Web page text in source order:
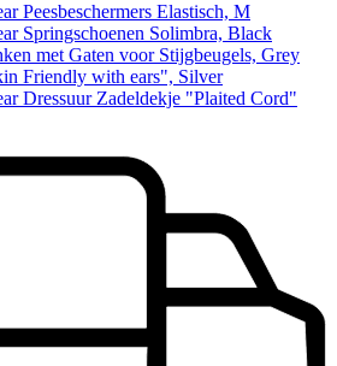
Peesbeschermers Elastisch, M
Springschoenen Solimbra, Black
met Gaten voor Stijgbeugels, Grey
Friendly with ears", Silver
Dressuur Zadeldekje "Plaited Cord"